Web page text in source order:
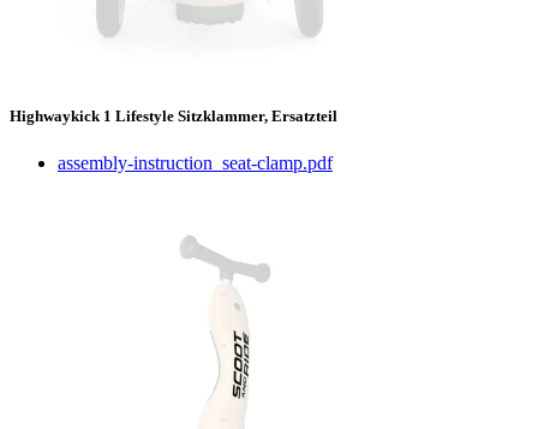
Highwaykick 1 Lifestyle Sitzklammer, Ersatzteil
assembly-instruction_seat-clamp.pdf